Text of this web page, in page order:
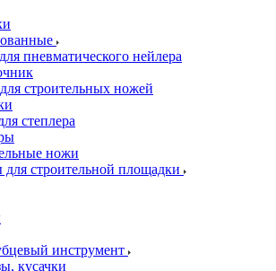
пневматического нейлера
строительных ножей
степлера
ножи
строительной площадки
инструмент
кусачки